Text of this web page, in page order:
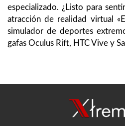
especializado. ¿Listo para
atracción de realidad virtual
simulador de deportes
gafas Oculus Rift, HTC Vive y